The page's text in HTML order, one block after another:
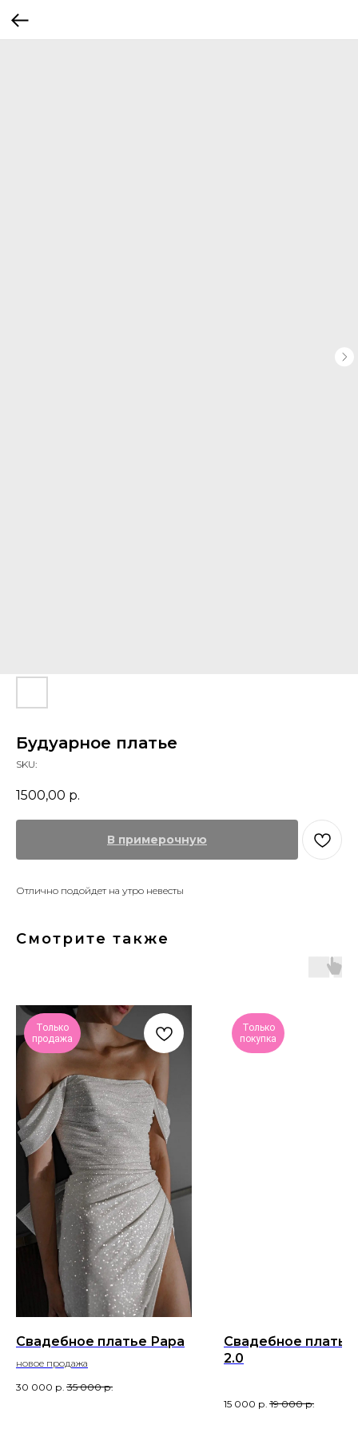
Будуарное платье
SKU:
1500,00 р.
В примерочную
Отлично подойдет на утро невесты
Смотрите также
Только
продажа
Свадебное платье Рара
новое продажа
30 000 р. 35 000 р.
Только
покупка
Свадебное платье
2.0
15 000 р. 19 000 р.